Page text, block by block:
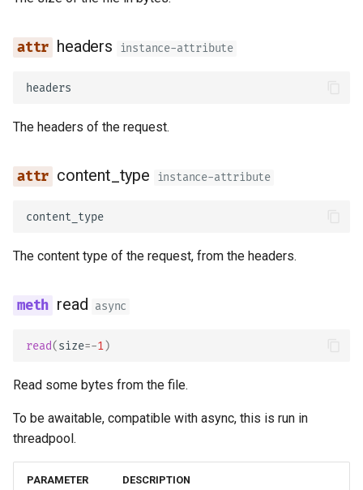
CORS (Cross-Origin
Múltiplos Arquivos
Eventos Enviados pelo
Frontend
Arquivos Estáticos
Verificação Estrita de
headers instance-attribute
headers
The headers of the request.
content_type instance-attribute
content_type
The content type of the request, from the headers.
read async
read(size=-1)
Read some bytes from the file.
To be awaitable, compatible with async, this is run in
threadpool.
PARAMETER DESCRIPTION